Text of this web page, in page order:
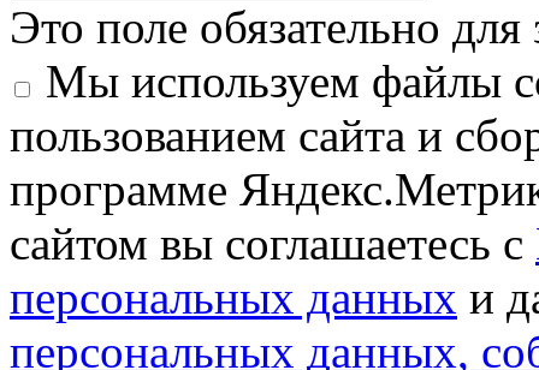
Это поле обязательно для
Мы используем файлы
пользованием сайта и
программе
сайтом вы соглашаетесь с
персональных данных и
персональных данных,